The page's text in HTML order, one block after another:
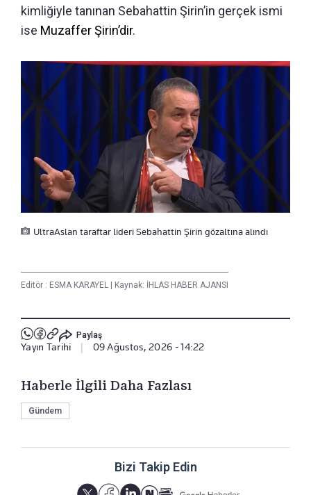
kimliğiyle tanınan Sebahattin Şirin’in gerçek ismi
ise Muzaffer Şirin’dir.
UltraAslan taraftar lideri Sebahattin Şirin gözaltına alındı
Editör : ESMA KARAYEL Kaynak: İHLAS HABER AJANSI
Paylaş
Yayın Tarihi 09 Ağustos, 2026 - 14:22
Haberle İlgili Daha Fazlası
Gündem
Bizi Takip Edin